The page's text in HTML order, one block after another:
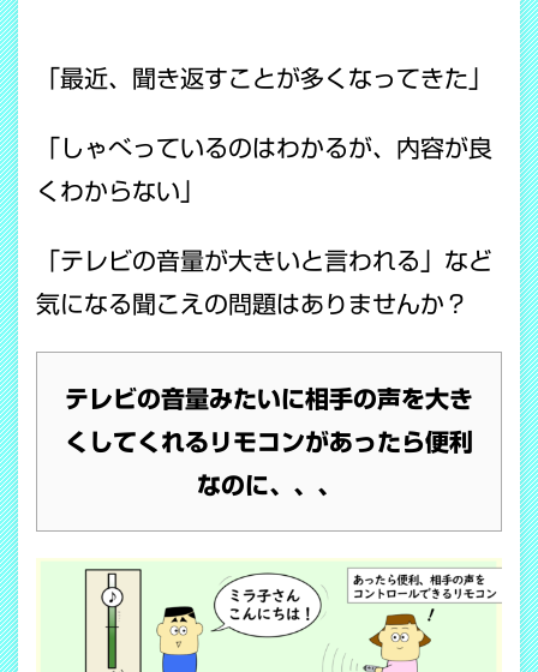
「最近、聞き返すことが多くなってきた」
「しゃべっているのはわかるが、内容が良
くわからない」
「テレビの音量が大きいと言われる」など
気になる聞こえの問題はありませんか？
テレビの音量みたいに相手の声を大き
くしてくれるリモコンがあったら便利
なのに、、、